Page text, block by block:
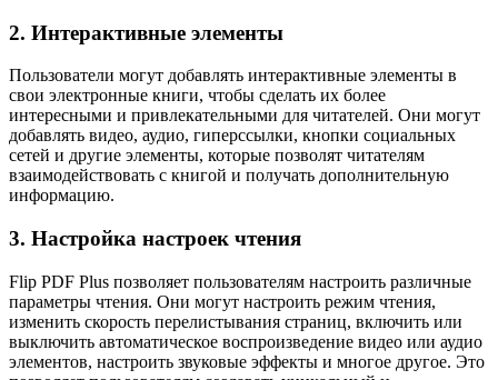
2. Интерактивные элементы
Пользователи могут добавлять интерактивные элементы в
свои электронные книги, чтобы сделать их более
интересными и привлекательными для читателей. Они могут
добавлять видео, аудио, гиперссылки, кнопки социальных
сетей и другие элементы, которые позволят читателям
взаимодействовать с книгой и получать дополнительную
информацию.
3. Настройка настроек чтения
Flip PDF Plus позволяет пользователям настроить различные
параметры чтения. Они могут настроить режим чтения,
изменить скорость перелистывания страниц, включить или
выключить автоматическое воспроизведение видео или аудио
элементов, настроить звуковые эффекты и многое другое. Это